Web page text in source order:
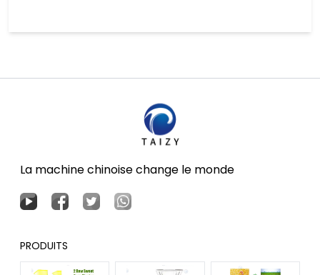
La machine chinoise change le monde
PRODUITS